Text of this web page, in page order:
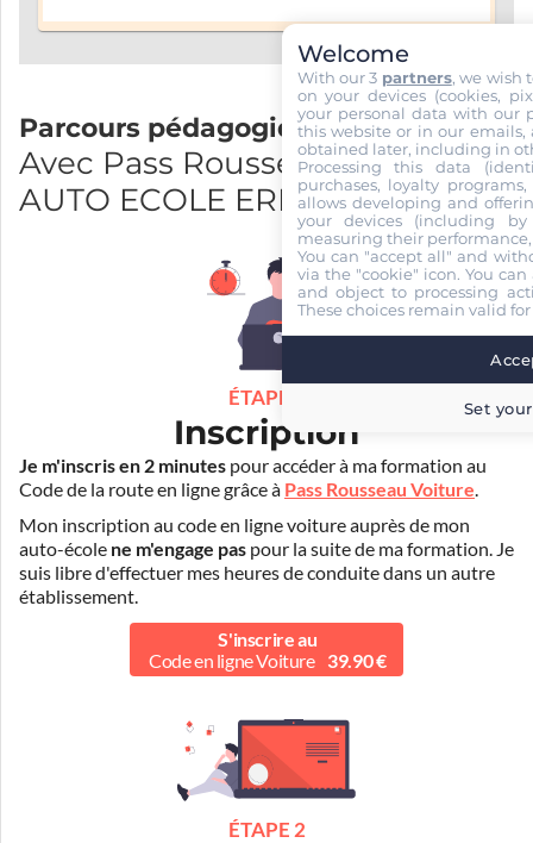
Parcours pédagogique
Avec Pass Rousseau et MLH
AUTO ECOLE ERIC
ÉTAPE 1
Inscription
Je m'inscris en 2 minutes pour accéder à ma formation au
Code de la route en ligne grâce à Pass Rousseau Voiture.
Mon inscription au code en ligne voiture auprès de mon
auto-école ne m'engage pas pour la suite de ma formation. Je
suis libre d'effectuer mes heures de conduite dans un autre
établissement.
S'inscrire au
Code en ligne Voiture
39.90 €
ÉTAPE 2
Welcome
With our 3 partners, we wish
on your devices (cookies,
your personal data with our
this website or in our emails,
obtained later, including in
Processing this data
purchases, loyalty
allows developing and
your devices (including
measuring their
You can "accept all" and
via the "cookie" icon. You
and object to processing
These choices remain valid
Set